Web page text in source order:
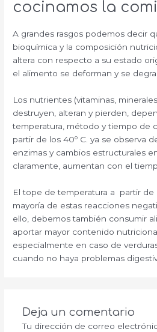
cocinamos la
A grandes rasgos podemos decir
bioquímica y la composición
altera con respecto a su estado
el alimento se deforman y se
Los nutrientes (vitaminas,
destruyen, alteran y pierden,
temperatura, método y tiempo de
partir de los 40º C. ya se observa
enzimas y cambios estructurales
claramente, aumentan con el
El tope de temperatura a partir de
mayoría de estas reacciones
ello, debemos también consumir
aportar mayor contenido
especialmente en caso de
cuando no haya problemas
Deja un comentario
Tu dirección de correo